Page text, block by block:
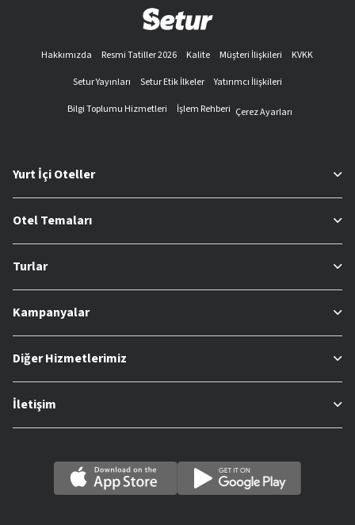
Hakkımızda Resmi Tatiller 2026 Kalite Müşteri İlişkileri
KVKK
Setur Yayınları
Setur Etik İlkeler
Yatırımcı İlişkileri
Bilgi Toplumu Hizmetleri
İşlem Rehberi Çerez Ayarları
Yurt İçi Oteller
Otel Temaları
Turlar
Kampanyalar
Diğer Hizmetlerimiz
İletişim